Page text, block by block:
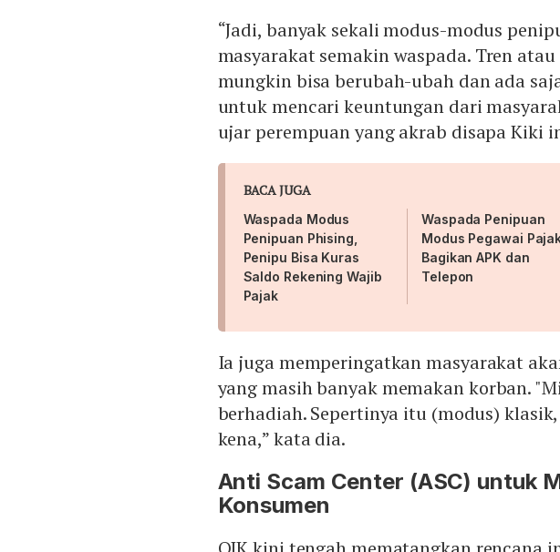
“Jadi, banyak sekali modus-modus
masyarakat semakin waspada. Tren
mungkin bisa berubah-ubah dan ada
untuk mencari keuntungan dari
ujar perempuan yang akrab disapa Kiki
BACA JUGA
Waspada Modus
Penipuan Phising,
Penipu Bisa Kuras
Saldo Rekening Wajib
Pajak
Waspada Penipuan
Modus Pegawai
Bagikan APK dan
Telepon
Ia juga memperingatkan masyarakat
yang masih banyak memakan korban.
berhadiah. Sepertinya itu (modus)
kena,” kata dia.
Anti Scam Center (ASC) untuk
Konsumen